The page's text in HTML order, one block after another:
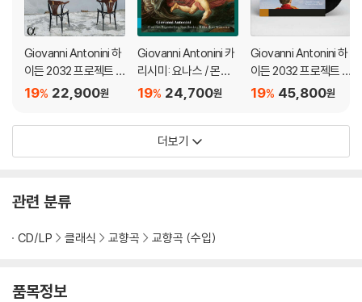
Giovanni Antonini 하
이든 2032 프로젝트 1
9집 - 교향곡 52번, 4
ydn 2032, Vol. 19 - T
22,900원
19%
Giovanni Antonini 카
리시미: 요나스 / 몬테
베르디: 리멘토 다리아
as / Monteverdi: Las
24,700원
19%
Giovanni Antonini 하
이든 2032 프로젝트 1
4집 - 교향곡 53번 '제
aydn 2032 Vol. 14 -
LP]]
45,800원
19%
더보기
관련 분류
CD/LP 클래식 교향곡 교향곡 (수입)
품목정보